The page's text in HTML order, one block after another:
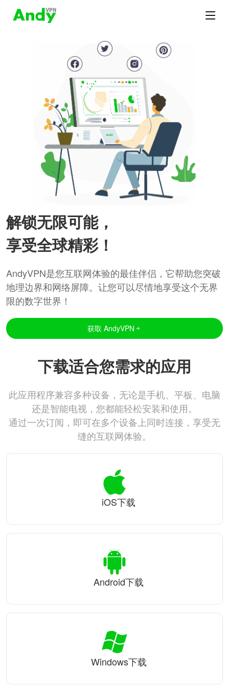
解锁无限可能，
享受全球精彩！
AndyVPN是您互联网体验的最佳伴侣，它帮助您突破
地理边界和网络屏障。让您可以尽情地享受这个无界
限的数字世界！
获取 AndyVPN
下载适合您需求的应用
此应用程序兼容多种设备，无论是手机、平板、电脑
还是智能电视，您都能轻松安装和使用。
通过一次订阅，即可在多个设备上同时连接，享受无
缝的互联网体验。
iOS下载
Android下载
Windows下载